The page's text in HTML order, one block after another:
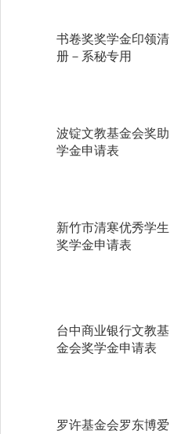
书卷奖奖学金印领清
册－系秘专用
波锭文教基金会奖助
学金申请表
新竹市清寒优秀学生
奖学金申请表
台中商业银行文教基
金会奖学金申请表
罗许基金会罗东博爱